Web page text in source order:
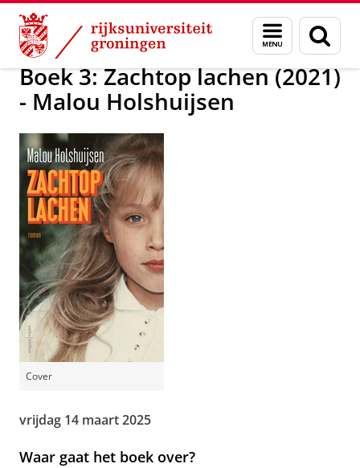
Skip
Content
Skip
Navigation
Menu
en
zoeken
Over ons Begin een boek
Boek 3: Zachtop lachen (2021)
- Malou Holshuijsen
Cover
vrijdag 14 maart 2025
Waar gaat het boek over?